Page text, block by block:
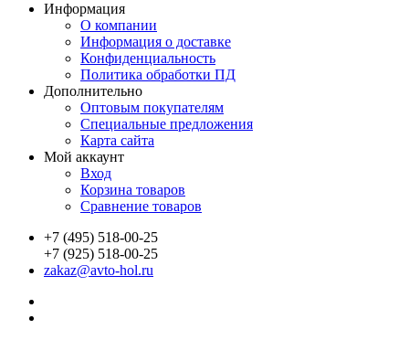
Информация
О компании
Информация о доставке
Конфиденциальность
Политика обработки ПД
Дополнительно
Оптовым покупателям
Специальные предложения
Карта сайта
Мой аккаунт
Вход
Корзина товаров
Сравнение товаров
+7 (495) 518-00-25
+7 (925) 518-00-25
zakaz@avto-hol.ru